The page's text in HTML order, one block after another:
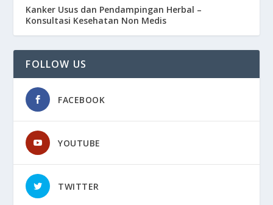
Kanker Usus dan Pendampingan Herbal –
Konsultasi Kesehatan Non Medis
FOLLOW US
FACEBOOK
YOUTUBE
TWITTER